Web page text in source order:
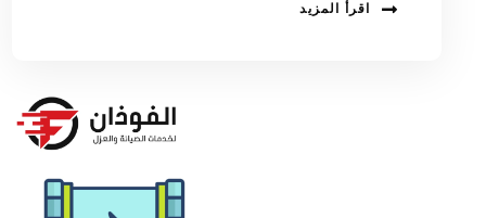
اقرأ المزيد